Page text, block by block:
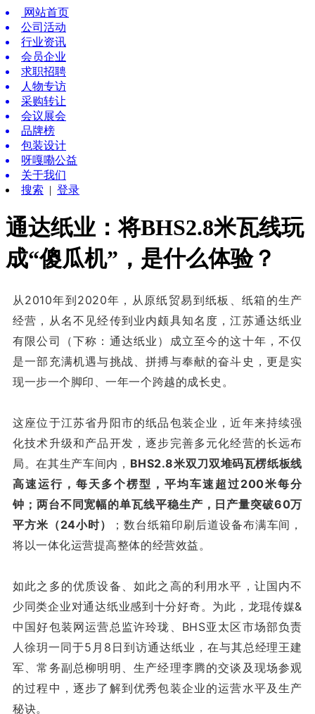
网站首页
公司活动
行业资讯
会员企业
求职招聘
人物专访
采购转让
会议展会
品牌榜
包装设计
呀嘎嘞公益
关于我们
搜索 | 登录
通达纸业：将BHS2.8米瓦线玩
成“傻瓜机”，是什么体验？
从2010年到2020年，从原纸贸易到纸板、纸箱的生产
经营，从名不见经传到业内颇具知名度，江苏通达纸业
有限公司（下称：通达纸业）成立至今的这十年，不仅
是一部充满机遇与挑战、拼搏与奉献的奋斗史，更是实
现一步一个脚印、一年一个跨越的成长史。
这座位于江苏省丹阳市的纸品包装企业，近年来持续强
化技术升级和产品开发，逐步完善多元化经营的长远布
局。在其生产车间内， BHS2.8米双刀双堆码瓦楞纸板线
高速运行，每天多个楞型，平均车速超过200米每分
钟；两台不同宽幅的单瓦线平稳生产，日产量突破60万
平方米（24小时）
；数台纸箱印刷后道设备布满车间，
将以一体化运营提高整体的经营效益。
如此之多的优质设备、如此之高的利用水平，让国内不
少同类企业对通达纸业感到十分好奇。为此，龙琨传媒&
中国好包装网运营总监许玲珑、BHS亚太区市场部负责
人徐玥一同于5月8日到访通达纸业，在与其总经理王建
军、常务副总柳明明、生产经理李腾的交谈及现场参观
的过程中，逐步了解到优秀包装企业的运营水平及生产
秘诀。